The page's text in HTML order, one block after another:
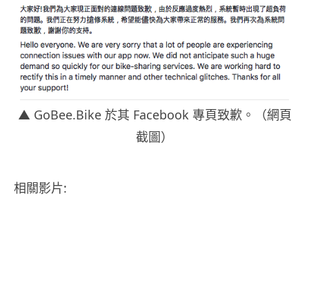
▲ GoBee.Bike 於其 Facebook 專頁致歉。（網頁
截圖）
相關影片: